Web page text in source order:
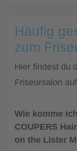
Häufig
zum
Hier findest du
Friseursalon
Wie komme
COUPERS
on the Lister